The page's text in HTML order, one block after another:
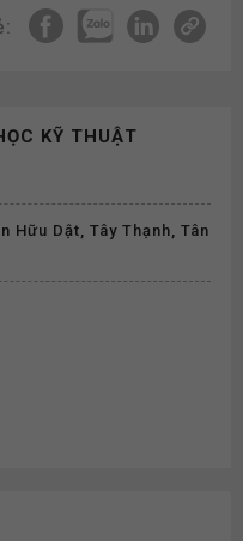
KỸ THUẬT
Hữu Dật, Tây Thạnh, Tân